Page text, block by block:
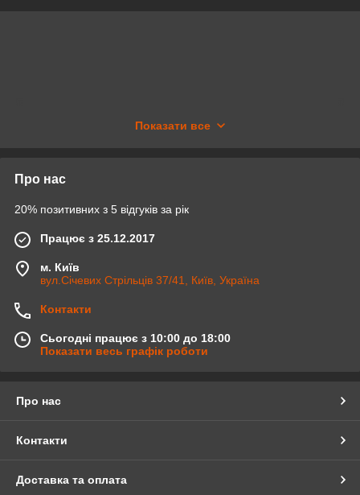
Показати все
Про нас
20% позитивних з 5 відгуків за рік
Працює з 25.12.2017
м. Київ
вул.Січевих Стрільців 37/41, Київ, Україна
Контакти
Сьогодні працює з 10:00 до 18:00
Показати весь графік роботи
Про нас
Контакти
Доставка та оплата